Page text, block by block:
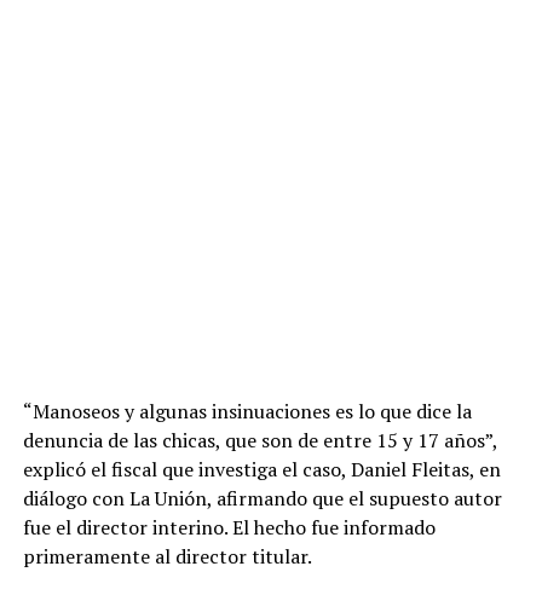
“Manoseos y algunas insinuaciones es lo que dice la
denuncia de las chicas, que son de entre 15 y 17 años”,
explicó el fiscal que investiga el caso, Daniel Fleitas, en
diálogo con La Unión, afirmando que el supuesto autor
fue el director interino. El hecho fue informado
primeramente al director titular.